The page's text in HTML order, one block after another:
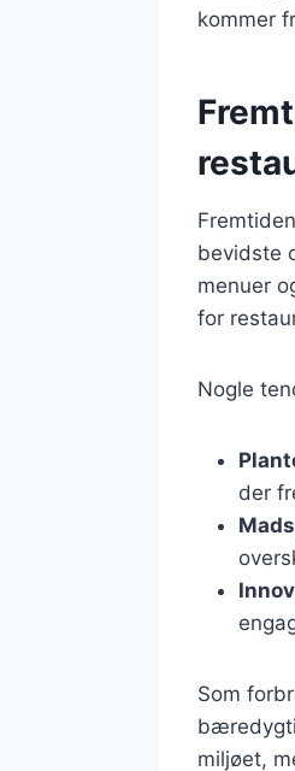
kommer
bevidste
menuer
for
Nogle
der
Som
miljøet,